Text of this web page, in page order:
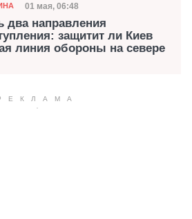
Дата публикации
01 мая, 06:48
два направления
защитит ли Киев
линия обороны на севере